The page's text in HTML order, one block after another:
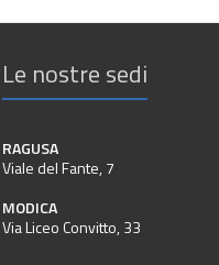
Le nostre sedi
RAGUSA
Viale del Fante, 7
MODICA
Via Liceo Convitto, 33